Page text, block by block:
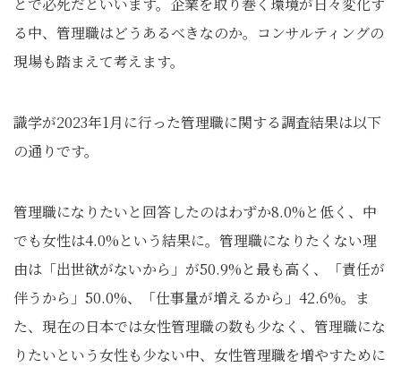
る中、管理職はどうあるべきなのか。コンサルティングの
現場も踏まえて考えます。
識学が2023年1月に行った管理職に関する調査結果は以下
の通りです。
管理職になりたいと回答したのはわずか8.0%と低く、中
でも女性は4.0%という結果に。管理職になりたくない理
由は「出世欲がないから」が50.9%と最も高く、「責任が
伴うから」50.0%、「仕事量が増えるから」42.6%。ま
た、現在の日本では女性管理職の数も少なく、管理職にな
りたいという女性も少ない中、女性管理職を増やすために